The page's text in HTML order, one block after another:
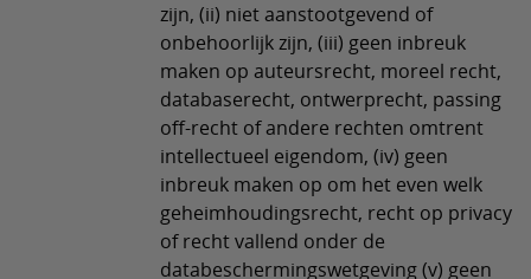
zijn, (ii) niet aanstootgevend of
onbehoorlijk zijn, (iii) geen inbreuk
maken op auteursrecht, moreel recht,
databaserecht, ontwerprecht, passing
off-recht of andere rechten omtrent
intellectueel eigendom, (iv) geen
inbreuk maken op om het even welk
geheimhoudingsrecht, recht op privacy
of recht vallend onder de
databeschermingswetgeving (v) geen